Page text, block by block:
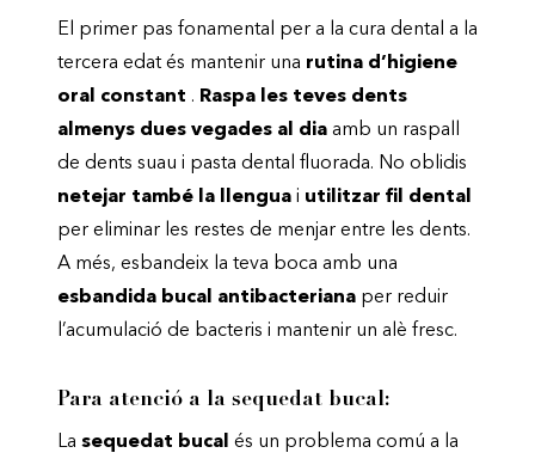
El primer pas fonamental per a la cura dental a la
tercera edat és mantenir una rutina d’higiene
oral constant . Raspa les teves dents
almenys dues vegades al dia amb un raspall
de dents suau i pasta dental fluorada. No oblidis
netejar també la llengua i utilitzar fil dental
per eliminar les restes de menjar entre les dents.
A més, esbandeix la teva boca amb una
esbandida bucal antibacteriana per reduir
l’acumulació de bacteris i mantenir un alè fresc.
Para atenció a la sequedat bucal:
La sequedat bucal és un problema comú a la